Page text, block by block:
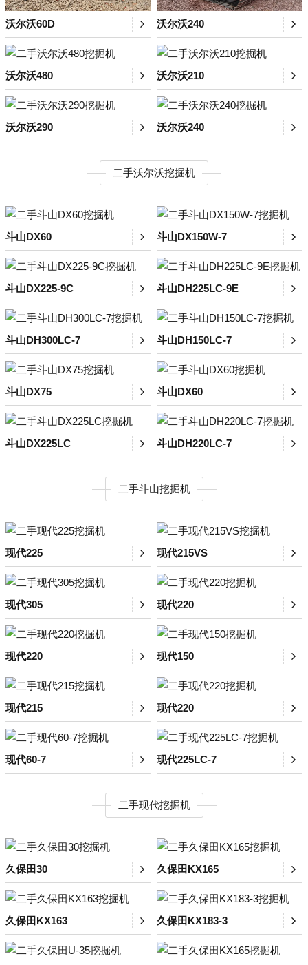
沃尔沃60D 沃尔沃240
沃尔沃480 沃尔沃210
沃尔沃290 沃尔沃240
二手沃尔沃挖掘机
斗山DX60 斗山DX150W-7
斗山DX225-9C 斗山DH225LC-9E
斗山DH300LC-7 斗山DH150LC-7
斗山DX75 斗山DX60
斗山DX225LC 斗山DH220LC-7
二手斗山挖掘机
现代225 现代215VS
现代305 现代220
现代220 现代150
现代215 现代220
现代60-7 现代225LC-7
二手现代挖掘机
久保田30 久保田KX165
久保田KX163 久保田KX183-3